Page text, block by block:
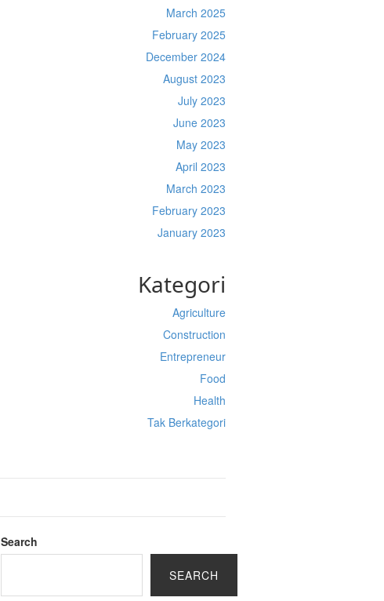
March 2025
February 2025
December 2024
August 2023
July 2023
June 2023
May 2023
April 2023
March 2023
February 2023
January 2023
Kategori
Agriculture
Construction
Entrepreneur
Food
Health
Tak Berkategori
Search
SEARCH